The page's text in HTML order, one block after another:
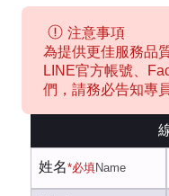
注意事項
為提供更佳服務品
LINE官方帳號、
們，請務必告知專
姓名*必填Name